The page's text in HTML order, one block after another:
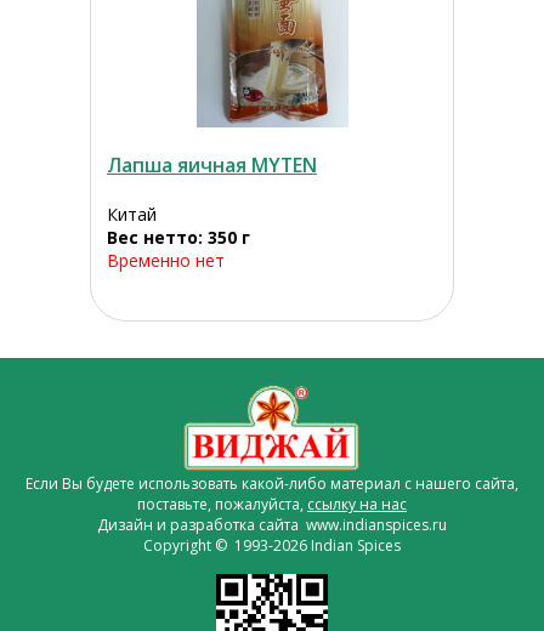
Лапша яичная MYTEN
Китай
Вес нетто: 350 г
Временно нет
Если Вы будете использовать какой-либо материал с нашего сайта,
поставьте, пожалуйста, ссылку на нас
Дизайн и разработка сайта www.indianspices.ru
Copyright © 1993-2026 Indian Spices